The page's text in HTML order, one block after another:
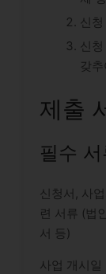
신
신
갖
제출
필수 서
신청서, 사
련 서류 (법
서 등)
사업 개시일